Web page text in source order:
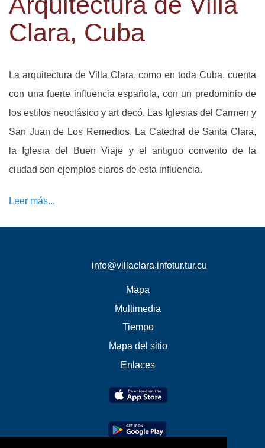
Clara, Cuba
La arquitectura de Villa Clara, como en toda Cuba, cuenta
con una fuerte influencia española, con un predominio de
los estilos neoclásico y art decó. Las Iglesias del Carmen y
San Juan de Los Remedios, La Catedral de Santa Clara,
la Iglesia del Buen Viaje y el antiguo convento de la
ciudad son ejemplos claros de esta influencia.
Leer más...
info@villaclara.infotur.tur.cu
Mapa
Multimedia
Tiempo
Mapa del sitio
Enlaces